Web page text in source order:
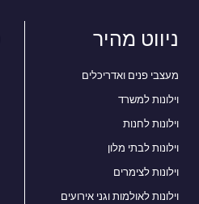
ניווט מהיר
מעצבי פנים ואדריכלים
וילונות למשרד
וילונות לחנות
וילונות לבתי מלון
וילונות לצימרים
וילונות לאולמות וגני אירועים